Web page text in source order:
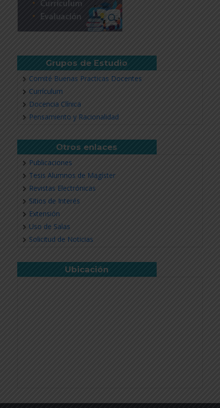
Grupos de Estudio
Comité Buenas Practicas Docentes
Currículum
Docencia Clínica
Pensamiento y Racionalidad
Otros enlaces
Publicaciones
Tesis Alumnos de Magíster
Revistas Electrónicas
Sitios de Interés
Extensión
Uso de Salas
Solicitud de Noticias
Ubicación